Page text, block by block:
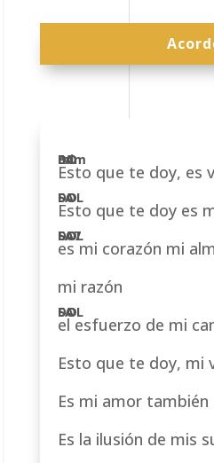
Esto que te doy, es
Esto que te doy es
es mi corazón mi
mi razón
el esfuerzo de mi
Esto que te doy, mi
Es mi amor también
Es la ilusión de mis